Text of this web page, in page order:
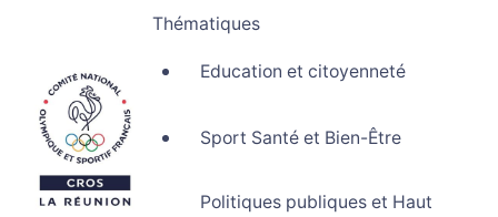
Thématiques
Education et citoyenneté
Sport Santé et Bien-Être
Politiques publiques et Haut